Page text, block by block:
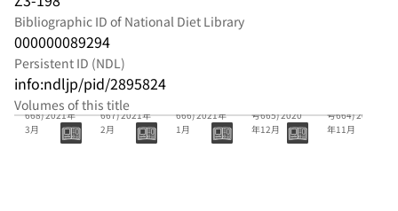
Bibliographic ID of National Diet Library
000000089294
Persistent ID (NDL)
info:ndljp/pid/2895824
Volumes of this title
59巻3号(通号
668) 2021年
3月
59巻2号(通号
667) 2021年
2月
666) 2021年
1月
号665) 2020
年12月
号664) 2020
年11月